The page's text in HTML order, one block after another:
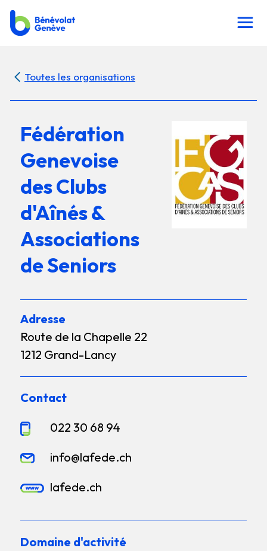
Toutes les organisations
Fédération
Genevoise
des Clubs
d'Aînés &
Associations
de Seniors
Adresse
Route de la Chapelle 22
1212 Grand-Lancy
Contact
022 30 68 94
info@lafede.ch
lafede.ch
Domaine d'activité